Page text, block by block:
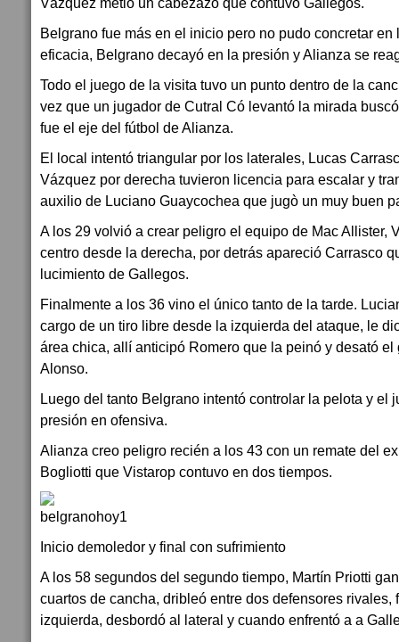
Belgrano fue más en el inicio pero no pudo concretar en
eficacia, Belgrano decayó en la presión y Alianza se
Todo el juego de la visita tuvo un punto dentro de la
vez que un jugador de Cutral Có levantó la mirada
fue el eje del fútbol de Alianza.
El local intentó triangular por los laterales, Lucas
Vázquez por derecha tuvieron licencia para escalar y
auxilio de Luciano Guaycochea que jugò un muy buen
A los 29 volvió a crear peligro el equipo de Mac Allister,
centro desde la derecha, por detrás apareció Carrasco
lucimiento de Gallegos.
Finalmente a los 36 vino el único tanto de la tarde.
cargo de un tiro libre desde la izquierda del ataque, le
área chica, allí anticipó Romero que la peinó y desató
Alonso.
Luego del tanto Belgrano intentó controlar la pelota y el
presión en ofensiva.
Alianza creo peligro recién a los 43 con un remate del
Bogliotti que Vistarop contuvo en dos tiempos.
Inicio demoledor y final con sufrimiento
A los 58 segundos del segundo tiempo, Martín Priotti
cuartos de cancha, dribleó entre dos defensores rivales,
izquierda, desbordó al lateral y cuando enfrentó a a